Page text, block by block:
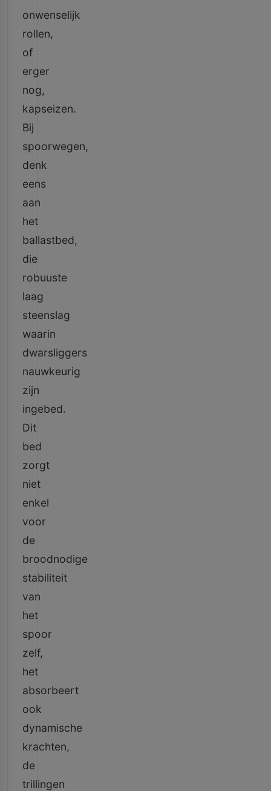
onwenselijk
rollen,
of
erger
nog,
kapseizen.
Bij
spoorwegen,
denk
eens
aan
het
ballastbed,
die
robuuste
laag
steenslag
waarin
dwarsliggers
nauwkeurig
zijn
ingebed.
Dit
bed
zorgt
niet
enkel
voor
de
broodnodige
stabiliteit
van
het
spoor
zelf,
het
absorbeert
ook
dynamische
krachten,
de
trillingen